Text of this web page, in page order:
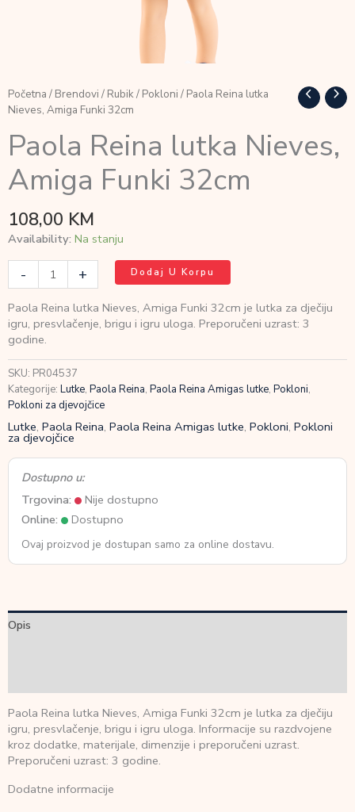
Početna / Brendovi / Rubik/ Pokloni / Paola Reina lutka
Nieves, Amiga Funki 32cm
Paola Reina lutka Nieves,
Amiga Funki 32cm
108,00 KM
Availability: Na stanju
-
Nieves,
Amiga
Funki
32cm
količina
+ Dodaj U Korpu
Paola Reina lutka Nieves, Amiga Funki 32cm je lutka za dječiju
igru, presvlačenje, brigu i igru uloga. Preporučeni uzrast: 3
godine.
SKU: PR04537
Kategorije: Lutke, Paola Reina, Paola Reina Amigas lutke, Pokloni,
Pokloni za djevojčice
Lutke, Paola Reina, Paola Reina Amigas lutke, Pokloni, Pokloni
za djevojčice
Dostupno u:
Trgovina:
Nije dostupno
Online:
Dostupno
Ovaj proizvod je dostupan samo za online dostavu.
Opis
Paola Reina lutka Nieves, Amiga Funki 32cm je lutka za dječiju
igru, presvlačenje, brigu i igru uloga. Informacije su razdvojene
kroz dodatke, materijale, dimenzije i preporučeni uzrast.
Preporučeni uzrast: 3 godine.
Dodatne informacije